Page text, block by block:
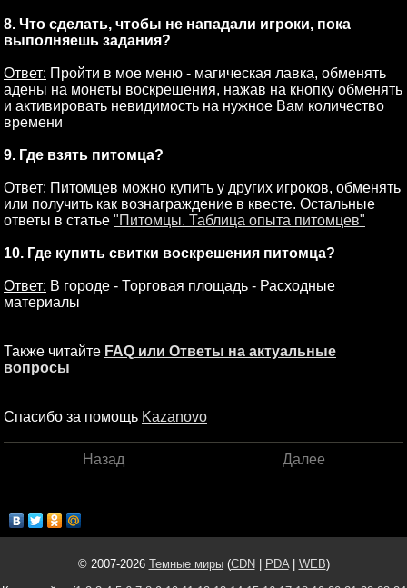
8. Что сделать, чтобы не нападали игроки, пока
выполняешь задания?
Ответ: Пройти в мое меню - магическая лавка, обменять
адены на монеты воскрешения, нажав на кнопку обменять
и активировать невидимость на нужное Вам количество
времени
9. Где взять питомца?
Ответ: Питомцев можно купить у других игроков, обменять
или получить как вознаграждение в квесте. Остальные
ответы в статье "Питомцы. Таблица опыта питомцев"
10. Где купить свитки воскрешения питомца?
Ответ: В городе - Торговая площадь - Расходные
материалы
Также читайте FAQ или Ответы на актуальные
вопросы
Спасибо за помощь Kazanovo
Назад Далее
© 2007-2026 Темные миры(CDN PDA| WEB)